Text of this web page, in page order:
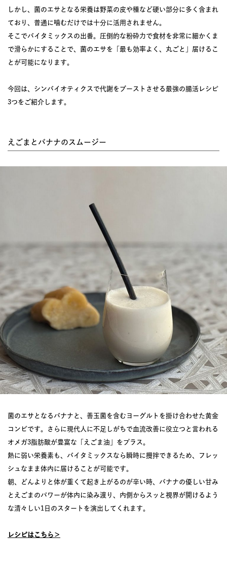
しかし、菌のエサとなる栄養は野菜の皮や種など硬い部分に多く含まれ
ており、普通に噛むだけでは十分に活用されません。
そこでバイタミックスの出番。圧倒的な粉砕力で食材を非常に細かくま
で滑らかにすることで、菌のエサを「最も効率よく、丸ごと」届けるこ
とが可能になります。
今回は、シンバイオティクスで代謝をブーストさせる最強の腸活レシピ
3つをご紹介します。
えごまとバナナのスムージー
菌のエサとなるバナナと、善玉菌を含むヨーグルトを掛け合わせた黄金
コンビです。さらに現代人に不足しがちで血流改善に役立つと言われる
オメガ3脂肪酸が豊富な「えごま油」をプラス。
熱に弱い栄養素も、バイタミックスなら瞬時に攪拌できるため、フレッ
シュなまま体内に届けることが可能です。
朝、どんよりと体が重くて起き上がるのが辛い時、バナナの優しい甘み
とえごまのパワーが体内に染み渡り、内側からスッと視界が開けるよう
な清々しい1日のスタートを演出してくれます。
レシピはこちら＞